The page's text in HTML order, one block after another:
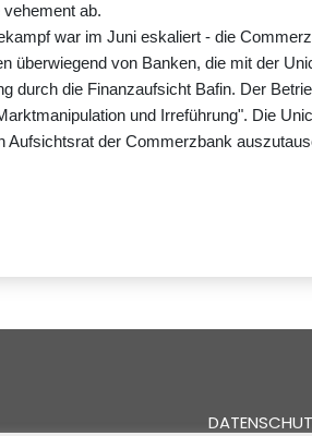
ab.
war im Juni eskaliert - die
überwiegend von Banken, die mit der
durch die Finanzaufsicht Bafin. Der
und Irreführung". Die
Aufsichtsrat der Commerzbank